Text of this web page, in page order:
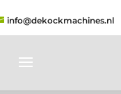
info@dekockmachines.nl